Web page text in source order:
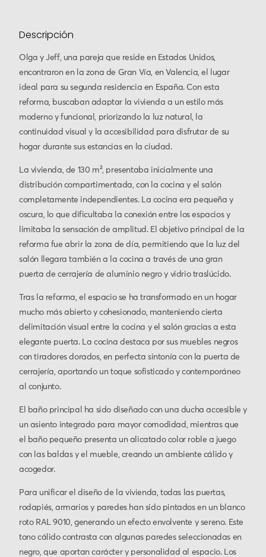
Descripción
Olga y Jeff, una pareja que reside en Estados Unidos,
encontraron en la zona de Gran Vía, en Valencia, el lugar
ideal para su segunda residencia en España. Con esta
reforma, buscaban adaptar la vivienda a un estilo más
moderno y funcional, priorizando la luz natural, la
continuidad visual y la accesibilidad para disfrutar de su
hogar durante sus estancias en la ciudad.
La vivienda, de 130 m², presentaba inicialmente una
distribución compartimentada, con la cocina y el salón
completamente independientes. La cocina era pequeña y
oscura, lo que dificultaba la conexión entre los espacios y
limitaba la sensación de amplitud. El objetivo principal de la
reforma fue abrir la zona de día, permitiendo que la luz del
salón llegara también a la cocina a través de una gran
puerta de cerrajería de aluminio negro y vidrio traslúcido.
Tras la reforma, el espacio se ha transformado en un hogar
mucho más abierto y cohesionado, manteniendo cierta
delimitación visual entre la cocina y el salón gracias a esta
elegante puerta. La cocina destaca por sus muebles negros
con tiradores dorados, en perfecta sintonía con la puerta de
cerrajería, aportando un toque sofisticado y contemporáneo
al conjunto.
El baño principal ha sido diseñado con una ducha accesible y
un asiento integrado para mayor comodidad, mientras que
el baño pequeño presenta un alicatado color roble a juego
con las baldas y el mueble, creando un ambiente cálido y
acogedor.
Para unificar el diseño de la vivienda, todas las puertas,
rodapiés, armarios y paredes han sido pintados en un blanco
roto RAL 9010, generando un efecto envolvente y sereno. Este
tono cálido contrasta con algunas paredes seleccionadas en
negro, que aportan carácter y personalidad al espacio. Los